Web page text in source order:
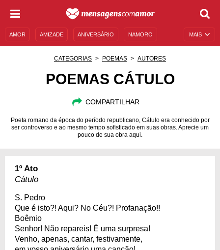
MAIS
AMOR AMIZADE ANIVERSÁRIO NAMORO
DESCULPAS
CATEGORIAS POEMAS AUTORES
POEMAS CÁTULO
COMPARTILHAR
Poeta romano da época do período republicano, Cátulo era conhecido por
ser controverso e ao mesmo tempo sofisticado em suas obras. Aprecie um
pouco de sua obra aqui.
1º Ato
Cátulo
S. Pedro
Que é isto?! Aqui? No Céu?! Profanação!!
Boêmio
Senhor! Não repareis! É uma surpresa!
Venho, apenas, cantar, festivamente,